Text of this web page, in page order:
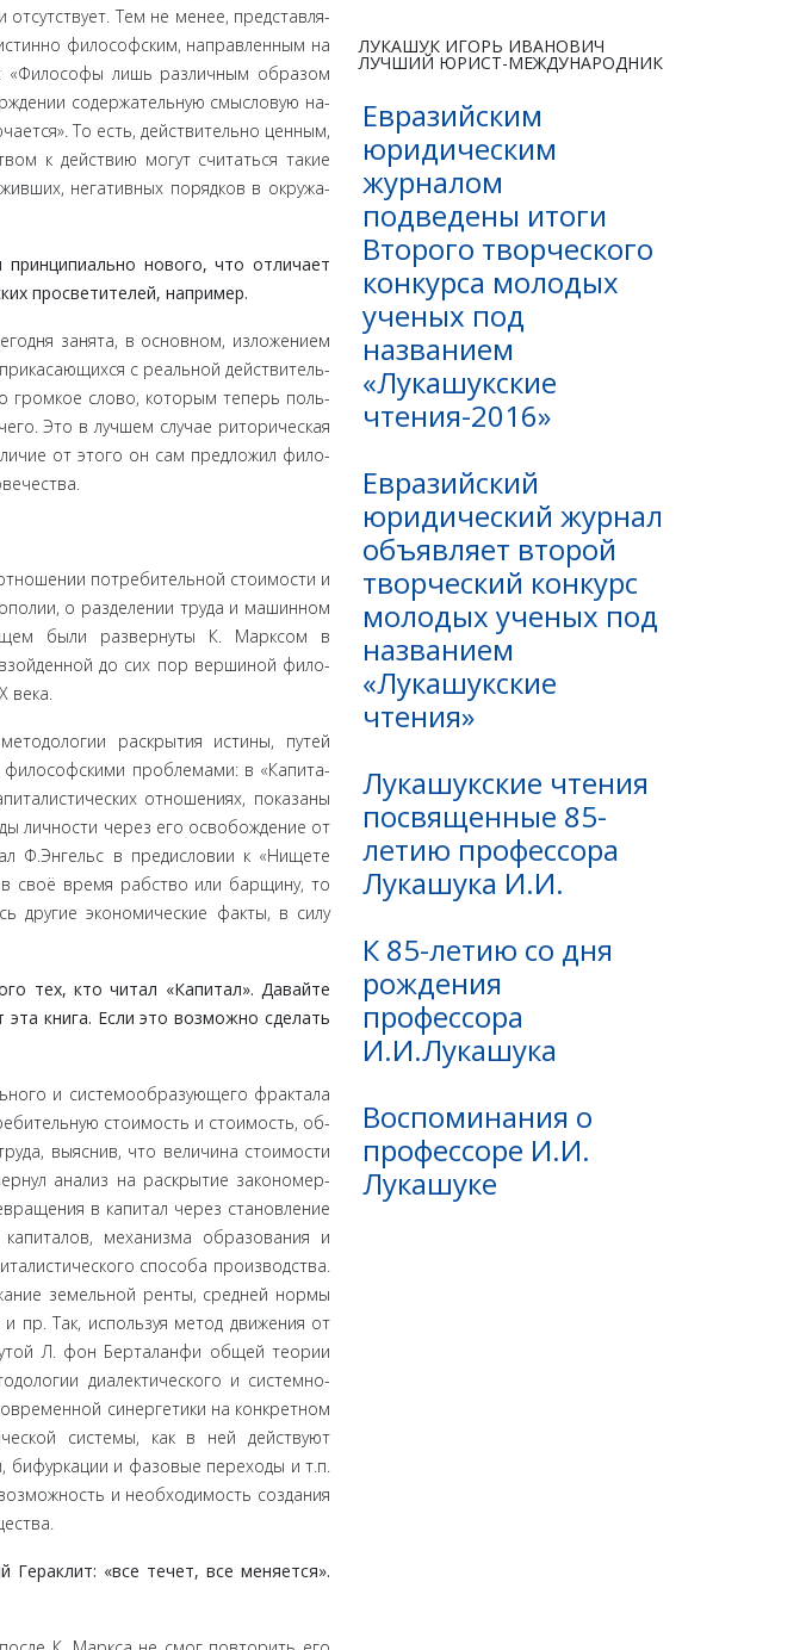
Тем не менее, представля­
философским, направленным на
«Философы лишь различным образом
содержательную смысловую на­
То есть, действительно ценным,
к действию могут считаться такие
негативных порядков в окружа­
нового, что отлича­ет
просветителей, например.
занята, в основном, изложением
с реальной действитель­
громкое слово, которым теперь поль­
Это в лучшем случае риторическая
от этого он сам предложил фило­
потребительной стоимо­сти и
о разделении труда и машинном
были развернуты К. Марксом в
до сих пор вершиной фило­
века.
раскрытия истины, путей
философскими проблемами: в «Капита­
отношениях, показаны
личности через его освобождение от
Ф.Энгельс в предисловии к «Нищете
своё время рабство или барщину, то
другие экономические факты, в силу
тех, кто читал «Капитал». Да­вайте
книга. Если это возмож­но сделать
и системообразующего фрактала
стоимость и стоимость, об­
выяснив, что величина стоимости
анализ на раскрытие закономер­
в капитал через становление
механизма образования и
способа производства.
земельной ренты, средней нормы
пр. Так, используя метод движения от
Л. фон Берталанфи общей теории
диалектического и системно­
синергетики на конкрет­ном
системы, как в ней действуют
бифуркации и фазовые переходы и т.п.
и необходимость соз­дания
«все течет, все меняет­ся».
ЛУКАШУК ИГОРЬ ИВАНОВИЧ
ЛУЧШИЙ ЮРИСТ-МЕЖДУНАРОДНИК
Евразийским
юридическим
журналом
подведены итоги
Второго творческого
конкурса молодых
ученых под
названием
«Лукашукские
чтения-2016»
Евразийский
юридический журнал
объявляет второй
творческий конкурс
молодых ученых под
названием
«Лукашукские
чтения»
Лукашукские чтения
посвященные 85-
летию профессора
Лукашука И.И.
К 85-летию со дня
рождения
профессора
И.И.Лукашука
Воспоминания о
профессоре И.И.
Лукашуке